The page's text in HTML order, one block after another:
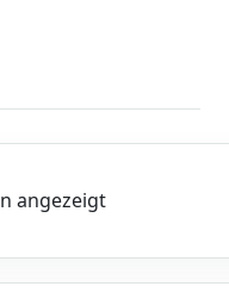
angezeigt